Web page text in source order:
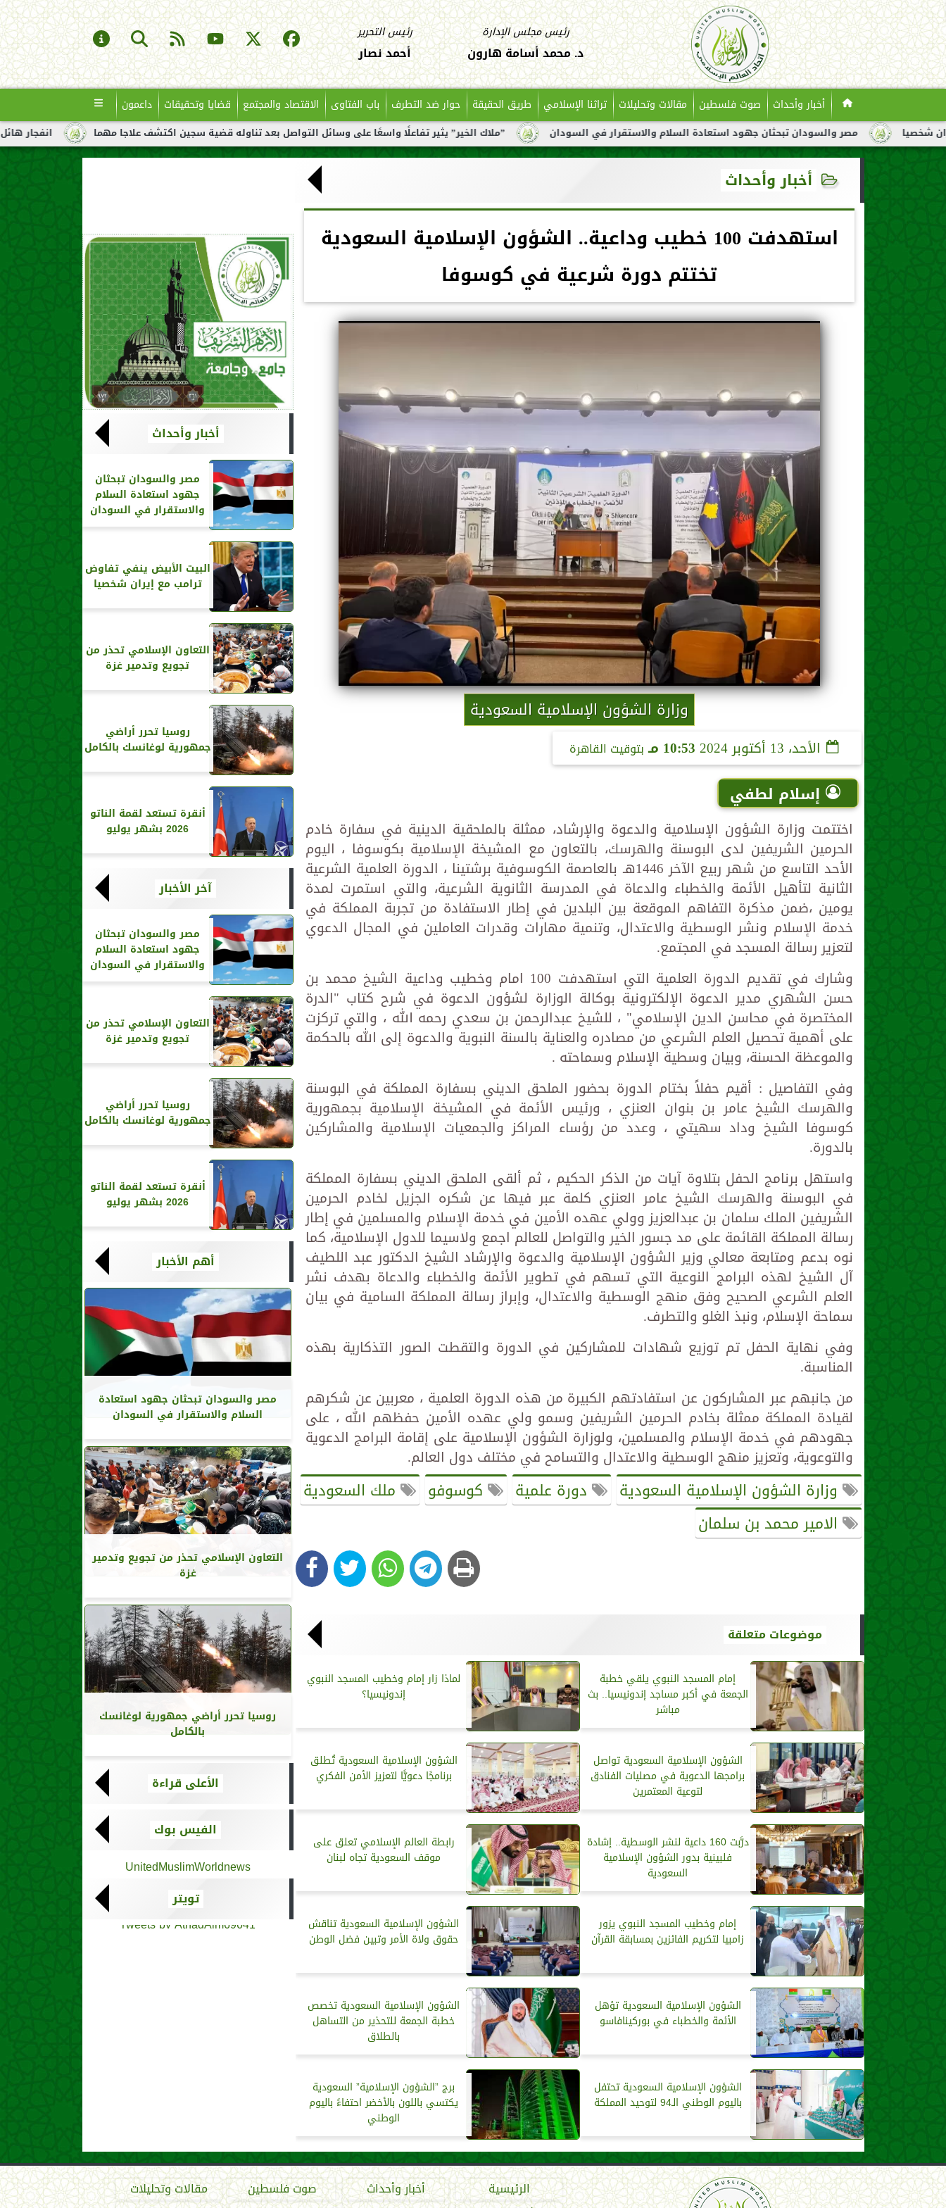
رئيس مجلس الإدارة
د. محمد أسامة هارون
رئيس التحرير
أحمد نصار
أخبار وأحداث صوت فلسطين مقالات وتحليلات تراثنا الإسلامي طريق الحقيقة حوار ضد التطرف باب الفتاوى الاقتصاد والمجتمع قضايا وتحقيقات داعمون
انفجار هائل لناقلة نفط ”ملاك الخير” يثير تفاعلًا واسعًا على وسائل التواصل بعد تناوله قضية سجين اكتشف علاجا مهما مصر والسودان تبحثان جهود استعادة السلام والاستقرار في السودان
أخبار وأحداث
استهدفت 100 خطيب وداعية.. الشؤون الإسلامية السعودية
تختتم دورة شرعية في كوسوفا
وزارة الشؤون الإسلامية السعودية
الأحد، 13 أكتوبر 2024 10:53 مـ بتوقيت القاهرة
إسلام لطفي
اختتمت وزارة الشؤون الإسلامية والدعوة والإرشاد، ممثلة بالملحقية الدينية في سفارة خادم
الحرمين الشريفين لدى البوسنة والهرسك، بالتعاون مع المشيخة الإسلامية بكوسوفا ، اليوم
الأحد التاسع من شهر ربيع الآخر 1446هـ بالعاصمة الكوسوفية برشتينا ، الدورة العلمية الشرعية
الثانية لتأهيل الأئمة والخطباء والدعاة في المدرسة الثانوية الشرعية، والتي استمرت لمدة
يومين ،ضمن مذكرة التفاهم الموقعة بين البلدين في إطار الاستفادة من تجربة المملكة في
خدمة الإسلام ونشر الوسطية والاعتدال، وتنمية مهارات وقدرات العاملين في المجال الدعوي
لتعزير رسالة المسجد في المجتمع.
وشارك في تقديم الدورة العلمية التي استهدفت 100 امام وخطيب وداعية الشيخ محمد بن
حسن الشهري مدير الدعوة الإلكترونية بوكالة الوزارة لشؤون الدعوة في شرح كتاب "الدرة
المختصرة في محاسن الدين الإسلامي" ، للشيخ عبدالرحمن بن سعدي رحمه الله ، والتي تركزت
على أهمية تحصيل العلم الشرعي من مصادره والعناية بالسنة النبوية والدعوة إلى الله بالحكمة
والموعظة الحسنة، وبيان وسطية الإسلام وسماحته .
وفي التفاصيل : أقيم حفلاً بختام الدورة بحضور الملحق الديني بسفارة المملكة في البوسنة
والهرسك الشيخ عامر بن بنوان العنزي ، ورئيس الأئمة في المشيخة الإسلامية بجمهورية
كوسوفا الشيخ وداد سهيتي ، وعدد من رؤساء المراكز والجمعيات الإسلامية والمشاركين
بالدورة.
واستهل برنامج الحفل بتلاوة آيات من الذكر الحكيم ، ثم ألقى الملحق الديني بسفارة المملكة
في البوسنة والهرسك الشيخ عامر العنزي كلمة عبر فيها عن شكره الجزيل لخادم الحرمين
الشريفين الملك سلمان بن عبدالعزيز وولي عهده الأمين في خدمة الإسلام والمسلمين في إطار
رسالة المملكة القائمة على مد جسور الخير والتواصل للعالم اجمع ولاسيما للدول الإسلامية، كما
نوه بدعم ومتابعة معالي وزير الشؤون الإسلامية والدعوة والإرشاد الشيخ الدكتور عبد اللطيف
آل الشيخ لهذه البرامج النوعية التي تسهم في تطوير الأئمة والخطباء والدعاة بهدف نشر
العلم الشرعي الصحيح وفق منهج الوسطية والاعتدال، وإبراز رسالة المملكة السامية في بيان
سماحة الإسلام، ونبذ الغلو والتطرف.
وفي نهاية الحفل تم توزيع شهادات للمشاركين في الدورة والتقطت الصور التذكارية بهذه
المناسبة.
من جانبهم عبر المشاركون عن استفادتهم الكبيرة من هذه الدورة العلمية ، معربين عن شكرهم
لقيادة المملكة ممثلة بخادم الحرمين الشريفين وسمو ولي عهده الأمين حفظهم الله ، على
جهودهم في خدمة الإسلام والمسلمين، ولوزارة الشؤون الإسلامية على إقامة البرامج الدعوية
والتوعوية، وتعزيز منهج الوسطية والاعتدال والتسامح في مختلف دول العالم.
وزارة الشؤون الإسلامية السعودية دورة علمية كوسوفو
ملك السعودية
الامير محمد بن سلمان
موضوعات متعلقة
إمام المسجد النبوي يلقي خطبة
الجمعة في أكبر مساجد إندونيسيا.. بث
مباشر
لماذا زار إمام وخطيب المسجد النبوي
إندونيسيا؟
الشؤون الإسلامية السعودية تواصل
برامجها الدعوية في مصليات الفنادق
لتوعية المعتمرين
الشؤون الإسلامية السعودية تُطلق
برنامجًا دعويًّا لتعزيز الأمن الفكري
درَّبت 160 داعية لنشر الوسطية.. إشادة
فلبينية بدور الشؤون الإسلامية
السعودية
رابطة العالم الإسلامي تعلق على
موقف السعودية تجاه لبنان
إمام وخطيب المسجد النبوي يزور
زامبيا لتكريم الفائزين بمسابقة القرآن
الشؤون الإسلامية السعودية تناقش
حقوق ولاة الأمر وتبين فضل الوطن
الشؤون الإسلامية السعودية تؤهل
الأئمة والخطباء في بوركينافاسو
الشؤون الإسلامية السعودية تخصص
خطبة الجمعة للتحذير من التساهل
بالطلاق
الشؤون الإسلامية السعودية تحتفل
باليوم الوطني الـ94 لتوحيد المملكة
برج ”الشؤون الإسلامية” السعودية
يكتسي باللون بالأخضر احتفاءً باليوم
الوطني
أخبار وأحداث
مصر والسودان تبحثان
جهود استعادة السلام
والاستقرار في السودان
البيت الأبيض ينفي تفاوض
ترامب مع إيران شخصيا
التعاون الإسلامي تحذر من
تجويع وتدمير غزة
روسيا تحرر أراضي
جمهورية لوغانسك بالكامل
أنقرة تستعد لقمة الناتو
2026 بشهر يوليو
آخر الأخبار
مصر والسودان تبحثان
جهود استعادة السلام
والاستقرار في السودان
التعاون الإسلامي تحذر من
تجويع وتدمير غزة
روسيا تحرر أراضي
جمهورية لوغانسك بالكامل
أنقرة تستعد لقمة الناتو
2026 بشهر يوليو
أهم الأخبار
مصر والسودان تبحثان جهود استعادة
السلام والاستقرار في السودان
التعاون الإسلامي تحذر من تجويع وتدمير
غزة
روسيا تحرر أراضي جمهورية لوغانسك
بالكامل
الأعلى قراءة
الفيس بوك
UnitedMuslimWorldnews
تويتر
Tweets by AthadAlm69641
الرئيسية أخبار وأحداث صوت فلسطين
مقالات وتحليلات